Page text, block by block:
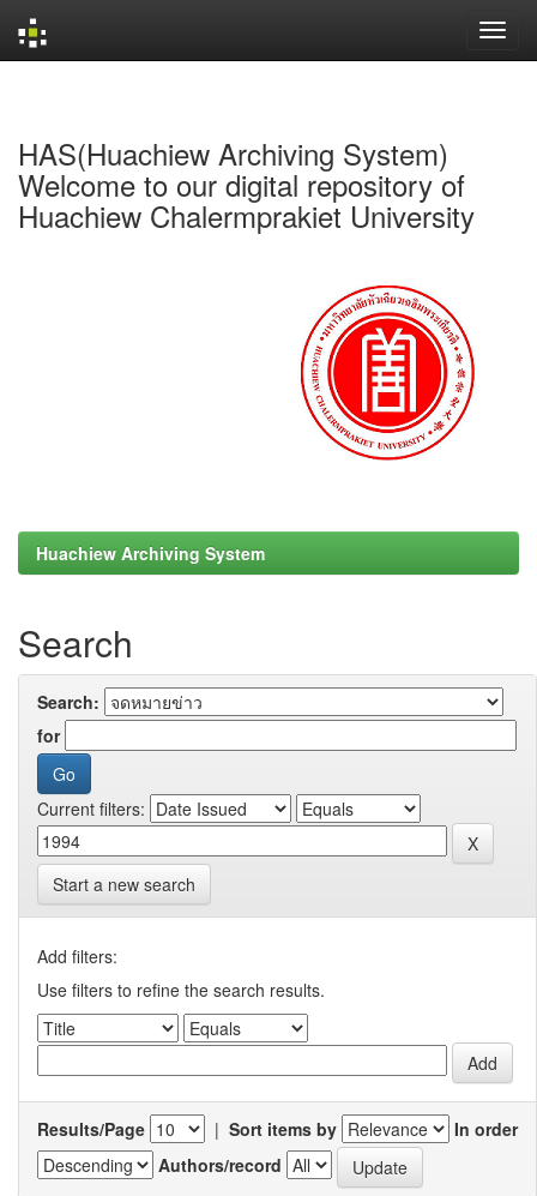
HAS(Huachiew Archiving System)
Welcome to our digital repository of
Huachiew Chalermprakiet University
Huachiew Archiving System
Search
Search:
for
Current filters:
Start a new search
Add filters:
Use filters to refine the search results.
Results/Page | Sort items by
In order
Authors/record